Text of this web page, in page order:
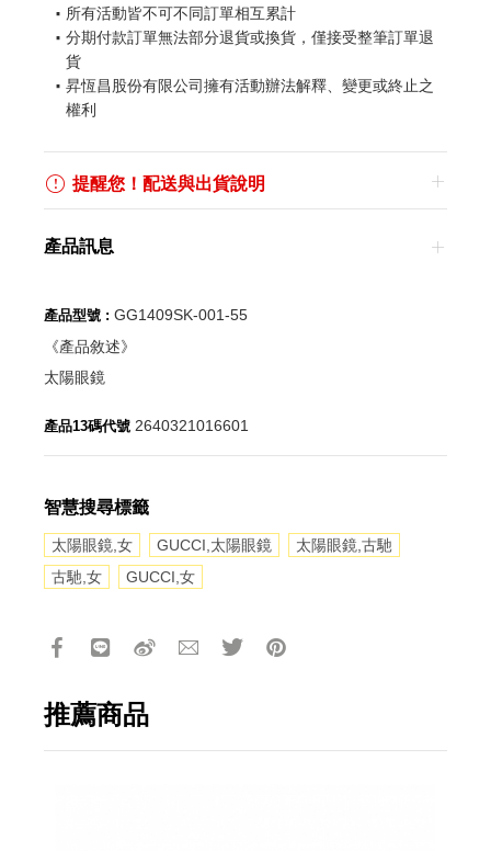
所有活動皆不可不同訂單相互累計
分期付款訂單無法部分退貨或換貨，僅接受整筆訂單退
貨
昇恆昌股份有限公司擁有活動辦法解釋、變更或終止之
權利
提醒您！配送與出貨說明
產品訊息
產品型號 :GG1409SK-001-55
《產品敘述》
太陽眼鏡
產品13碼代號2640321016601
智慧搜尋標籤
太陽眼鏡,女 GUCCI,太陽眼鏡
太陽眼鏡,古馳
古馳,女
GUCCI,女
推薦商品